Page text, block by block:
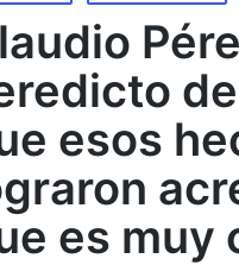
esos
es muy